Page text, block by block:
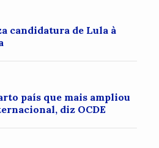
candidatura de Lula à
país que mais ampliou
diz OCDE